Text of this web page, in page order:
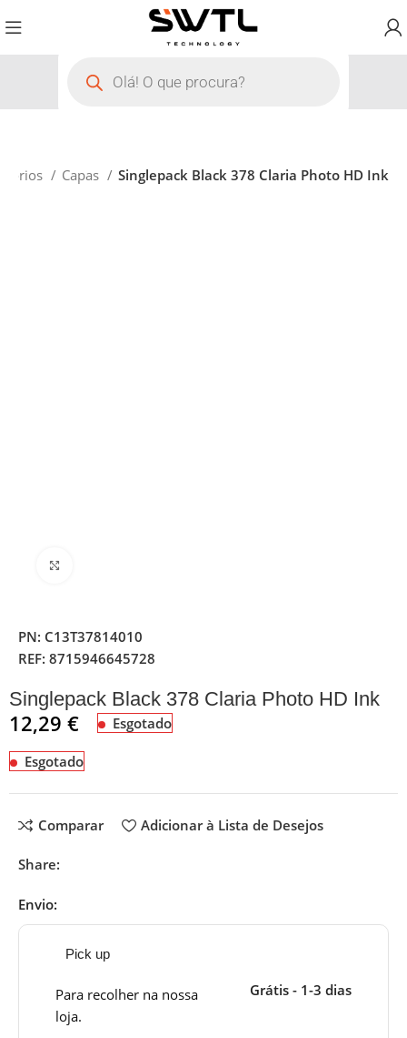
Capas Singlepack Black 378 Claria Photo HD Ink
PN: C13T37814010
REF:8715946645728
Singlepack Black 378 Claria Photo HD Ink
12,29€ Esgotado
Esgotado
Comparar Adicionar à Lista de Desejos
Share:
Envio:
Pick up
Para recolher na nossa
loja.
Grátis - 1-3 dias